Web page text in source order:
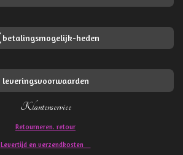
betalingsmogelijk-heden
leveringsvoorwaarden
Klantenservice
Retourneren. retour
Levertijd en verzendkosten